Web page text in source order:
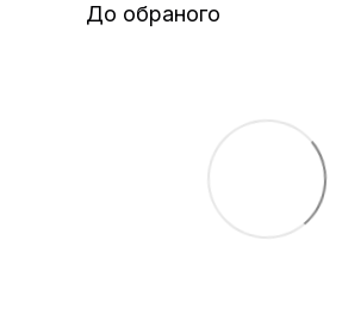
До обраного